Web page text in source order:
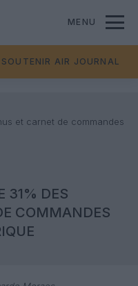
MENU
SOUTENIR AIR JOURNAL
et carnet de commandes
31% DES
COMMANDES